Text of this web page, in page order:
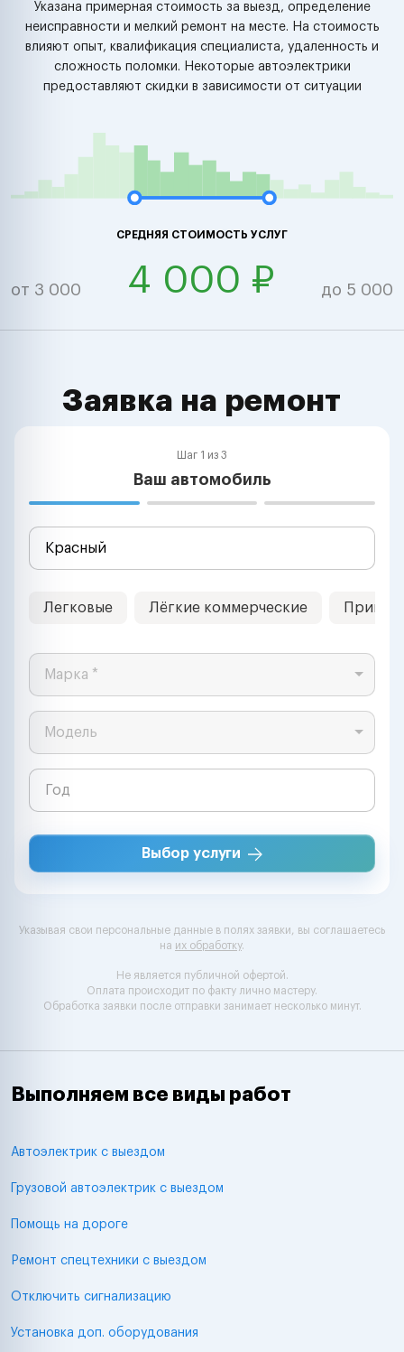
Указана примерная стоимость за выезд, определение
неисправности и мелкий ремонт на месте. На стоимость
влияют опыт, квалификация специалиста, удаленность и
сложность поломки. Некоторые автоэлектрики
предоставляют скидки в зависимости от ситуации
СРЕДНЯЯ СТОИМОСТЬ УСЛУГ
от 3 000 4 000 ₽ до 5 000
Заявка на ремонт
Шаг 1 из 3
Ваш автомобиль
Легковые Лёгкие коммерческие
Марка *
Модель
Выбор услуги
Указывая свои персональные данные в полях заявки, вы соглашаетесь
на их обработку.
Не является публичной офертой.
Оплата происходит по факту лично мастеру.
Обработка заявки после отправки занимает несколько минут.
Выполняем все виды работ
Автоэлектрик с выездом
Грузовой автоэлектрик с выездом
Помощь на дороге
Ремонт спецтехники с выездом
Отключить сигнализацию
Установка доп. оборудования